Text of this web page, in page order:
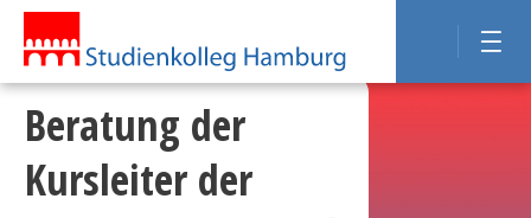
Beratung der
Kursleiter der